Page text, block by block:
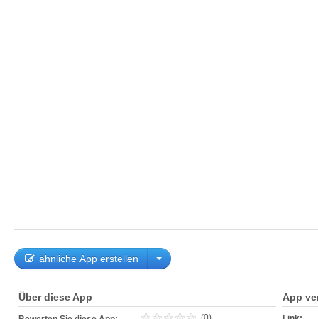
ähnliche App erstellen
Über diese App App